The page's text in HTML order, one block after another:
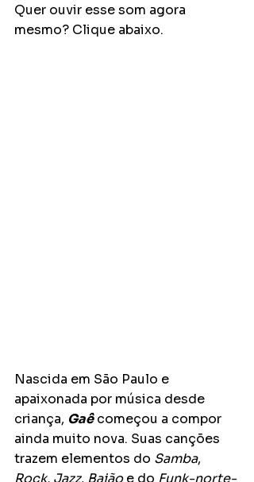
Quer ouvir esse som agora
mesmo? Clique abaixo.
Nascida em São Paulo e
apaixonada por música desde
criança, Gaê começou a compor
ainda muito nova. Suas canções
trazem elementos do Samba,
Rock, Jazz, Baião e do Funk-norte-